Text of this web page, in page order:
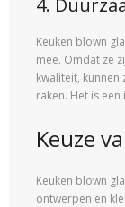
Keuken blown
mee. Omdat ze
kwaliteit,
raken. Het is
Keuze
Keuken blown
ontwerpen en